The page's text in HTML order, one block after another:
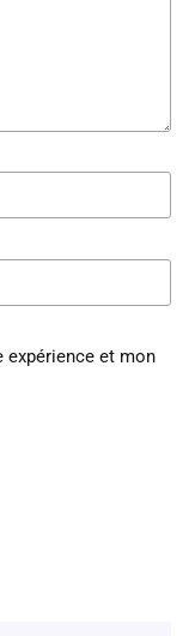
expérience et mon